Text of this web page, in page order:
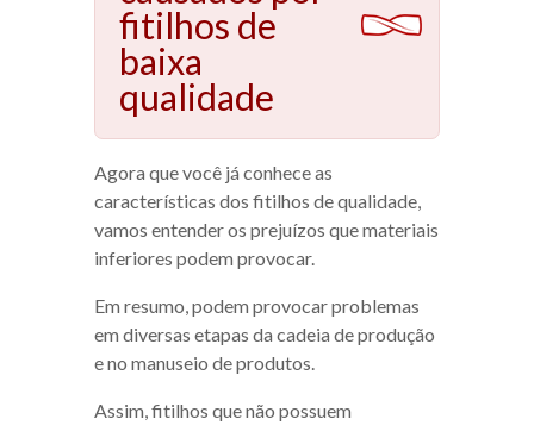
fitilhos de
baixa
qualidade
Agora que você já conhece as
características dos fitilhos de qualidade,
vamos entender os prejuízos que materiais
inferiores podem provocar.
Em resumo, podem provocar problemas
em diversas etapas da cadeia de produção
e no manuseio de produtos.
Assim, fitilhos que não possuem